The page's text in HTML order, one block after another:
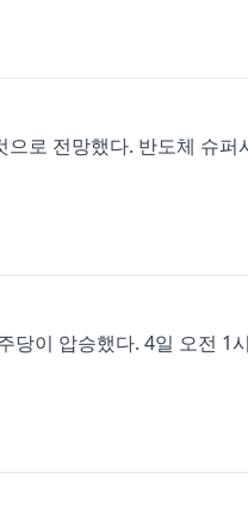
로 전망했다. 반도체 슈
당이 압승했다. 4일 오전